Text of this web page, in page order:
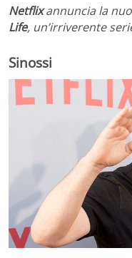
Netflixannuncia la
Life, un’irriverente
Sinossi